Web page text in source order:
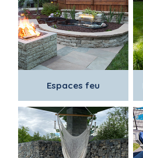
Espaces feu